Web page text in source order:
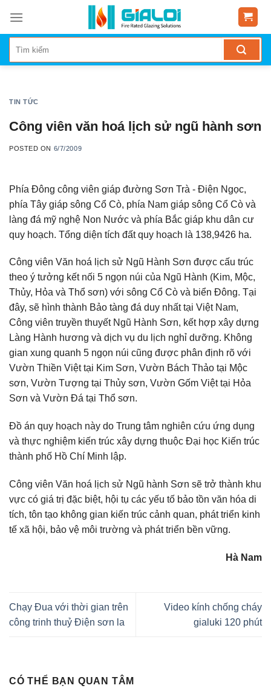
content
TIN TỨC
Công viên văn hoá lịch sử ngũ hành sơn
POSTED ON 6/7/2009
Phía Đông công viên giáp đường Sơn Trà - Điện Ngọc,
phía Tây giáp sông Cổ Cò, phía Nam giáp sông Cổ Cò và
làng đá mỹ nghệ Non Nước và phía Bắc giáp khu dân cư
quy hoạch. Tổng diện tích đất quy hoạch là 138,9426 ha.
Công viên Văn hoá lịch sử Ngũ Hành Sơn được cấu trúc
theo ý tưởng kết nối 5 ngọn núi của Ngũ Hành (Kim, Mộc,
Thủy, Hỏa và Thổ sơn) với sông Cổ Cò và biển Đông. Tại
đây, sẽ hình thành Bảo tàng đá duy nhất tại Việt Nam,
Công viên truyền thuyết Ngũ Hành Sơn, kết hợp xây dựng
Làng Hành hương và dịch vụ du lịch nghỉ dưỡng. Không
gian xung quanh 5 ngọn núi cũng được phân định rõ với
Vườn Thiền Việt tại Kim Sơn, Vườn Bách Thảo tại Mộc
sơn, Vườn Tượng tại Thủy sơn, Vườn Gốm Việt tại Hỏa
Sơn và Vườn Đá tại Thổ sơn.
Đồ án quy hoạch này do Trung tâm nghiên cứu ứng dụng
và thực nghiệm kiến trúc xây dựng thuộc Đại học Kiến trúc
thành phố Hồ Chí Minh lập.
Công viên Văn hoá lịch sử Ngũ hành Sơn sẽ trở thành khu
vực có giá trị đặc biệt, hội tụ các yếu tố bảo tồn văn hóa di
tích, tôn tạo không gian kiến trúc cảnh quan, phát triển kinh
tế xã hội, bảo vệ môi trường và phát triển bền vững.
Hà Nam
Chạy Đua với thời gian trên
công trinh thuỷ Điện sơn la
Video kính chống cháy
gialuki 120 phút
CÓ THỂ BẠN QUAN TÂM